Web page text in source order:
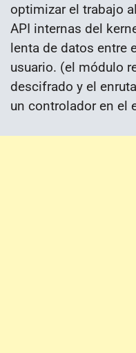
optimizar el trabajo
API internas del
lenta de datos entre
usuario. (el módulo
descifrado y el
un controlador en el